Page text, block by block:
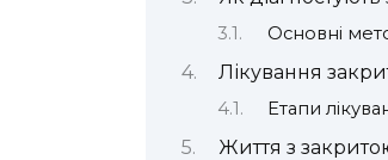
Основні
Лікування
Етапи
Життя з